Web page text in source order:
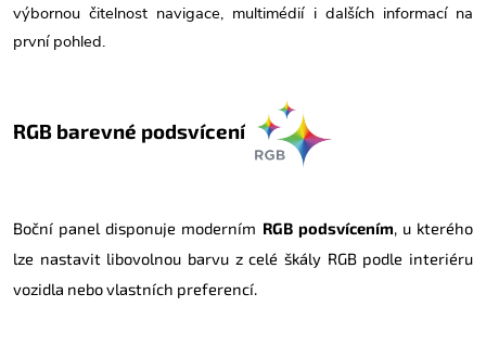
výbornou čitelnost navigace, multimédií i dalších informací na
první pohled.
RGB barevné podsvícení
Boční panel disponuje moderním RGB podsvícením, u kterého
lze nastavit libovolnou barvu z celé škály RGB podle interiéru
vozidla nebo vlastních preferencí.